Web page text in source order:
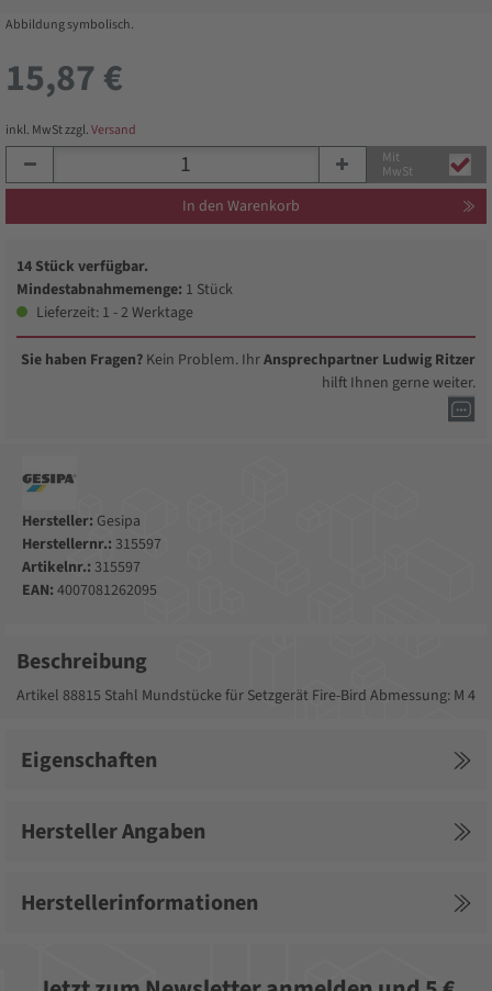
Abbildung symbolisch.
15,87 €
inkl. MwSt zzgl.Versand
Mit
MwSt
In den Warenkorb
14 Stück verfügbar.
Mindestabnahmemenge: 1 Stück
Lieferzeit: 1 - 2 Werktage
Sie haben Fragen? Kein Problem. IhrAnsprechpartner Ludwig Ritzer
hilft Ihnen gerne weiter.
Hersteller: Gesipa
Herstellernr.: 315597
Artikelnr.: 315597
EAN: 4007081262095
Beschreibung
Artikel 88815 Stahl Mundstücke für Setzgerät Fire-Bird Abmessung: M 4
Eigenschaften
Hersteller Angaben
Herstellerinformationen